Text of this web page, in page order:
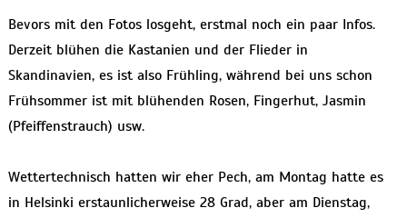
Bevors mit den Fotos losgeht, erstmal noch ein paar Infos.
Derzeit blühen die Kastanien und der Flieder in
Skandinavien, es ist also Frühling, während bei uns schon
Frühsommer ist mit blühenden Rosen, Fingerhut, Jasmin
(Pfeiffenstrauch) usw.
Wettertechnisch hatten wir eher Pech, am Montag hatte es
in Helsinki erstaunlicherweise 28 Grad, aber am Dienstag,